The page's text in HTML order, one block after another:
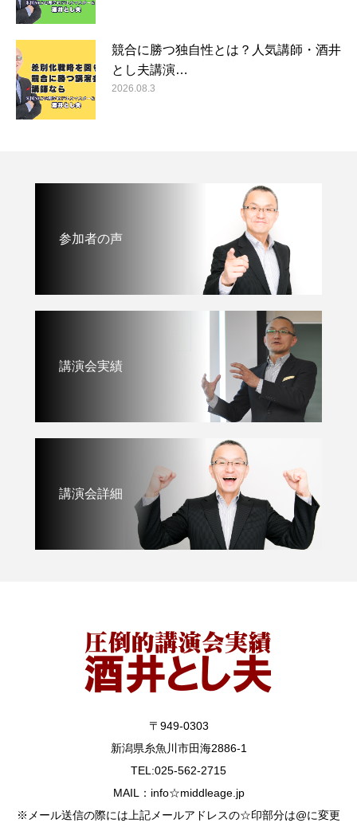
競合に勝つ独自性とは？人気講師・酒井
とし夫講演…
2026.08.3
参加者の声
講演会実績
講演会詳細
〒949-0303
新潟県糸魚川市田海2886-1
TEL:025-562-2715
MAIL：info☆middleage.jp
※メール送信の際には上記メールアドレスの☆印部分は@に変更